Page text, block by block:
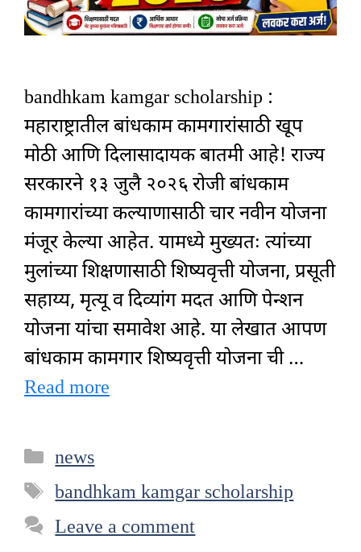
bandhkam kamgar scholarship :
महाराष्ट्रातील बांधकाम कामगारांसाठी खूप
मोठी आणि दिलासादायक बातमी आहे! राज्य
सरकारने १३ जुलै २०२६ रोजी बांधकाम
कामगारांच्या कल्याणासाठी चार नवीन योजना
मंजूर केल्या आहेत. यामध्ये मुख्यतः त्यांच्या
मुलांच्या शिक्षणासाठी शिष्यवृत्ती योजना, प्रसूती
सहाय्य, मृत्यू व दिव्यांग मदत आणि पेन्शन
योजना यांचा समावेश आहे. या लेखात आपण
बांधकाम कामगार शिष्यवृत्ती योजना ची …
Read more
Categories
news
Tags
bandhkam kamgar scholarship
Leave a comment